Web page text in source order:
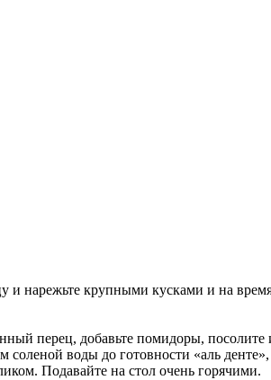
нарежьте крупными кусками и на
перец, добавьте помидоры, посолите
воды до готовности «аль
Подавайте на стол очень горячими.